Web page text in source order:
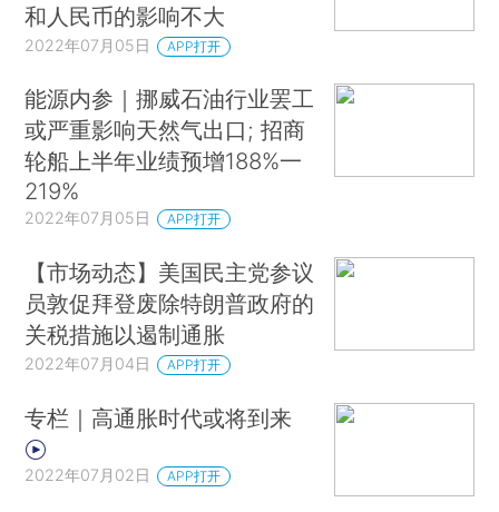
和人民币的影响不大
2022年07月05日 APP打开
能源内参｜挪威石油行业罢工
或严重影响天然气出口; 招商
轮船上半年业绩预增188%一
219%
2022年07月05日 APP打开
【市场动态】美国民主党参议
员敦促拜登废除特朗普政府的
关税措施以遏制通胀
2022年07月04日 APP打开
专栏｜高通胀时代或将到来
2022年07月02日 APP打开